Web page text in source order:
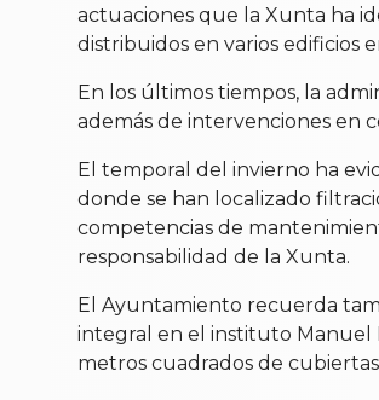
actuaciones que la Xunta ha
distribuidos en varios edificios
En los últimos tiempos, la
además de intervenciones en
El temporal del invierno ha
donde se han localizado
competencias de
responsabilidad de la Xunta.
El Ayuntamiento recuerda
integral en el instituto Manuel
metros cuadrados de